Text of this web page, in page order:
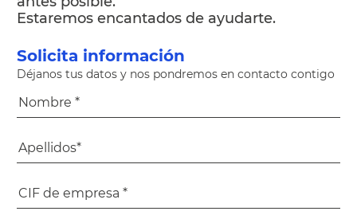
Estaremos encantados de ayudarte.
Solicita información
Déjanos tus datos y nos pondremos en contacto contigo